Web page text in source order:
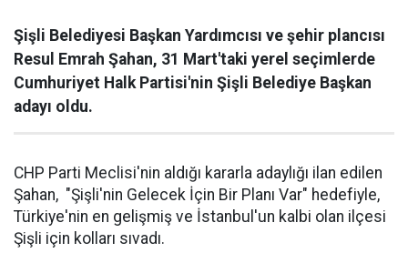
Şişli Belediyesi Başkan Yardımcısı ve şehir plancısı
Resul Emrah Şahan, 31 Mart'taki yerel seçimlerde
Cumhuriyet Halk Partisi'nin Şişli Belediye Başkan
adayı oldu.
CHP Parti Meclisi'nin aldığı kararla adaylığı ilan edilen
Şahan, "Şişli'nin Gelecek İçin Bir Planı Var" hedefiyle,
Türkiye'nin en gelişmiş ve İstanbul'un kalbi olan ilçesi
Şişli için kolları sıvadı.